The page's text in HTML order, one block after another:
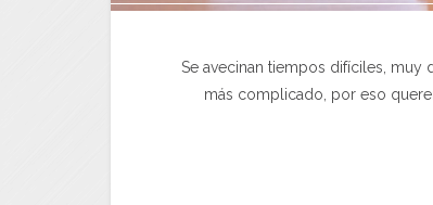
Se avecinan tiempos difíciles, muy
más complicado, por eso